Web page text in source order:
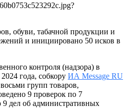
обуви, табачной продукции и
и инициировано 50 исков в
контроля (надзора) в
года, собкору ИА Message RU
групп товаров,
9 проверок по 7
дел об административных